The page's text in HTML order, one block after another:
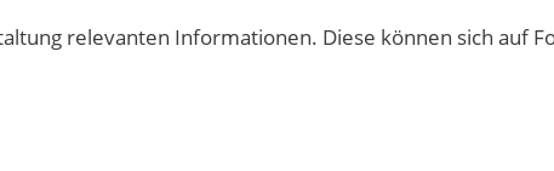
relevanten Informationen. Diese können sich auf